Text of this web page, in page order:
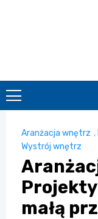
Aranżacja wnętrz ,
Wystrój wnętrz
Projekty
małą